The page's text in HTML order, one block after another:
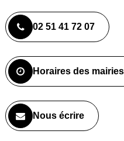
02 51 41 72 07
Horaires des mairies
Nous écrire